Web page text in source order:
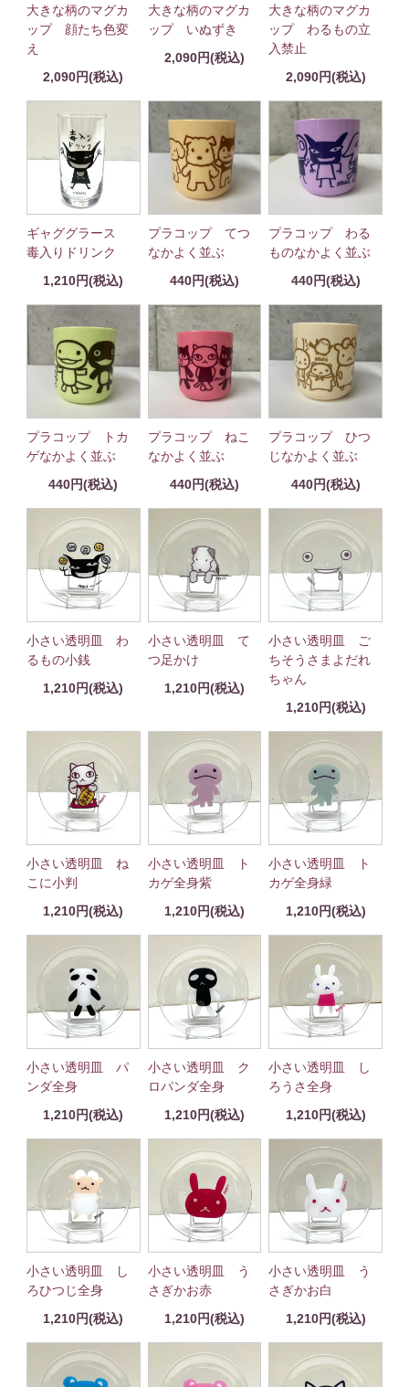
大きな柄のマグカ
ップ 顔たち色変
え
2,090円(税込)
大きな柄のマグカ
ップ いぬずき
2,090円(税込)
大きな柄のマグカ
ップ わるもの立
入禁止
2,090円(税込)
ギャググラース
毒入りドリンク
1,210円(税込)
プラコップ てつ
なかよく並ぶ
440円(税込)
プラコップ わる
ものなかよく並ぶ
440円(税込)
プラコップ トカ
ゲなかよく並ぶ
440円(税込)
プラコップ ねこ
なかよく並ぶ
440円(税込)
プラコップ ひつ
じなかよく並ぶ
440円(税込)
小さい透明皿 わ
るもの小銭
1,210円(税込)
小さい透明皿 て
つ足かけ
1,210円(税込)
小さい透明皿 ご
ちそうさまよだれ
ちゃん
1,210円(税込)
小さい透明皿 ね
こに小判
1,210円(税込)
小さい透明皿 ト
カゲ全身紫
1,210円(税込)
小さい透明皿 ト
カゲ全身緑
1,210円(税込)
小さい透明皿 パ
ンダ全身
1,210円(税込)
小さい透明皿 ク
ロパンダ全身
1,210円(税込)
小さい透明皿 し
ろうさ全身
1,210円(税込)
小さい透明皿 し
ろひつじ全身
1,210円(税込)
小さい透明皿 う
さぎかお赤
1,210円(税込)
小さい透明皿 う
さぎかお白
1,210円(税込)